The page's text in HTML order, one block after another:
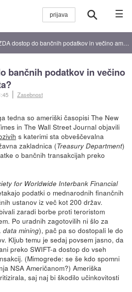
☰
dostop do bančnih podatkov in večino ameriškega interneta?
bančnih podatkov in večino
Zasebnost
tedna so ameriški časopisi The New
in The Wall Street Journal objavili
s katerimi sta obveščevalna
zakladnica (Treasury Department)
o bančnih transakcijah preko
for Worldwide Interbank Financial
podatki o mednarodnih finančnih
ustanov iz več kot 200 držav.
zaradi borbe proti teroristom
Po uradnih zagotovilih ni šlo za
data mining), pač pa so dostopali le do
Kljub temu je sedaj povsem jasno, da
preko SWIFT-a dostop do vseh
(Mimogrede: se še kdo spomni
NSA Američanom?) Ameriška
saj naj bi škodilo učinkovitosti